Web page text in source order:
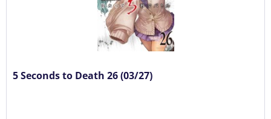
5 Seconds to Death 26 (03/27)